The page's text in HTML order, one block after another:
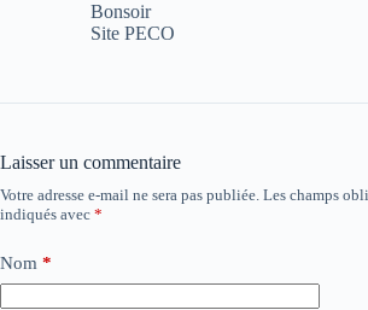
Bonsoir
Site PECO
Laisser un commentaire
Votre adresse e-mail ne sera pas publiée. Les champs
indiqués avec *
Nom *